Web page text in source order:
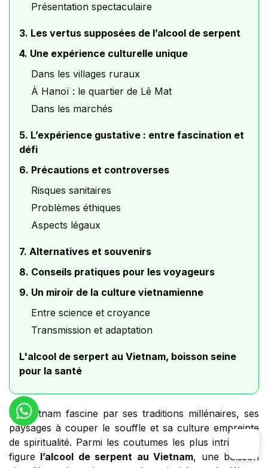
Présentation spectaculaire
3. Les vertus supposées de l’alcool de serpent
4. Une expérience culturelle unique
Dans les villages ruraux
À Hanoï : le quartier de Lê Mat
Dans les marchés
5. L’expérience gustative : entre fascination et
défi
6. Précautions et controverses
Risques sanitaires
Problèmes éthiques
Aspects légaux
7. Alternatives et souvenirs
8. Conseils pratiques pour les voyageurs
9. Un miroir de la culture vietnamienne
Entre science et croyance
Transmission et adaptation
L'alcool de serpert au Vietnam, boisson seine
pour la santé
Le Vietnam fascine par ses traditions millénaires, ses
paysages à couper le souffle et sa culture empreinte
de spiritualité. Parmi les coutumes les plus intrigantes
figure l’alcool de serpent au Vietnam, une boisson